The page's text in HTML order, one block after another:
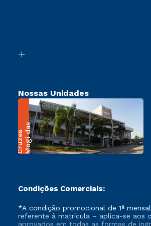
Transferência
Nossas Unidades
M
o
g
i
da
s
C
r
u
z
e
s
Condições Comerciais:
*A condição promocional de 1ª
referente à matrícula – aplica-se aos
aprovados em todas as formas de